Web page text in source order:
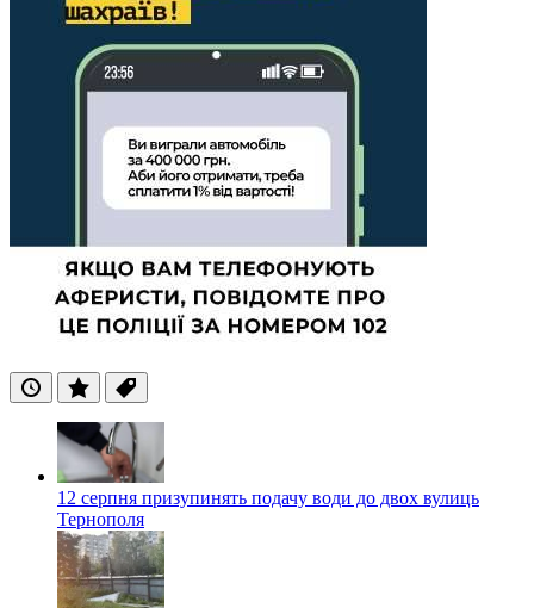
ОстанніПопулярні
Теги
12 серпня призупинять подачу води до двох вулиць
Тернополя